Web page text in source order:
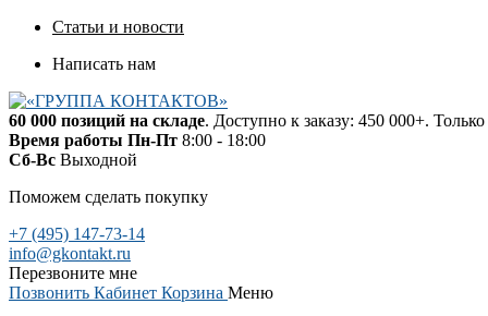
Статьи и новости
Написать нам
60 000 позиций на складе. Доступно к заказу: 450 000+. Только
Время работы Пн-Пт 8:00 - 18:00
Сб-Вс Выходной
Поможем сделать покупку
+7 (495) 147-73-14
info@gkontakt.ru
Перезвоните мне
Позвонить Кабинет Корзина Меню